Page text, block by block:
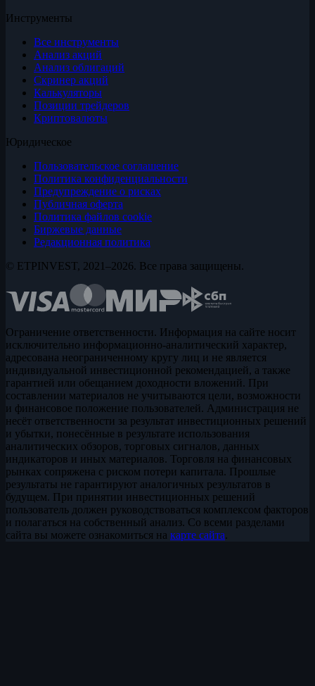
Инструменты
Все инструменты
Анализ акций
Анализ облигаций
Скринер акций
Калькуляторы
Позиции трейдеров
Криптовалюты
Юридическое
Пользовательское соглашение
Политика конфиденциальности
Предупреждение о рисках
Публичная оферта
Политика файлов cookie
Биржевые данные
Редакционная политика
© ETPINVEST, 2021–2026. Все права защищены.
Ограничение ответственности. Информация на сайте носит
исключительно информационно-аналитический характер,
адресована неограниченному кругу лиц и не является
индивидуальной инвестиционной рекомендацией, а также
гарантией или обещанием доходности вложений. При
составлении материалов не учитываются цели, возможности
и финансовое положение пользователей. Администрация не
несёт ответственности за результат инвестиционных решений
и убытки, понесённые в результате использования
аналитических обзоров, торговых сигналов, данных
индикаторов и иных материалов. Торговля на финансовых
рынках сопряжена с риском потери капитала. Прошлые
результаты не гарантируют аналогичных результатов в
будущем. При принятии инвестиционных решений
пользователь должен руководствоваться комплексом факторов
и полагаться на собственный анализ. Со всеми разделами
сайта вы можете ознакомиться на карте сайта.